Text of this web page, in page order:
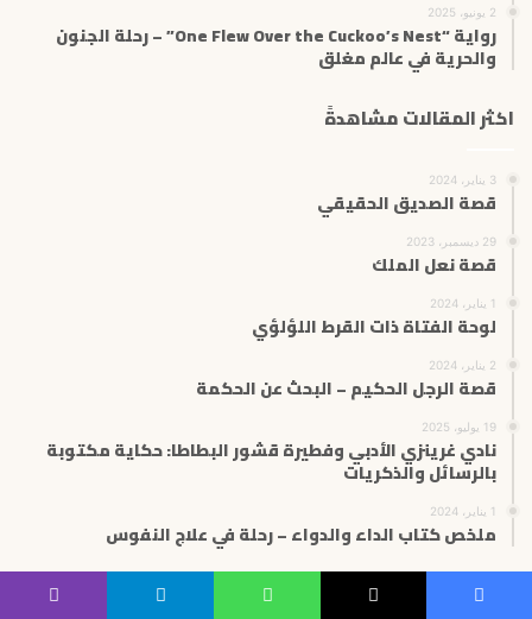
2 يونيو، 2025
رواية “One Flew Over the Cuckoo’s Nest” – رحلة الجنون
والحرية في عالم مغلق
اكثر المقالات مشاهدةً
3 يناير، 2024
قصة الصديق الحقيقي
29 ديسمبر، 2023
قصة نعل الملك
1 يناير، 2024
لوحة الفتاة ذات القرط اللؤلؤي
2 يناير، 2024
قصة الرجل الحكيم – البحث عن الحكمة
19 يوليو، 2025
نادي غرينزي الأدبي وفطيرة قشور البطاطا: حكاية مكتوبة
بالرسائل والذكريات
1 يناير، 2024
ملخص كتاب الداء والدواء – رحلة في علاج النفوس
مقالات مميزة